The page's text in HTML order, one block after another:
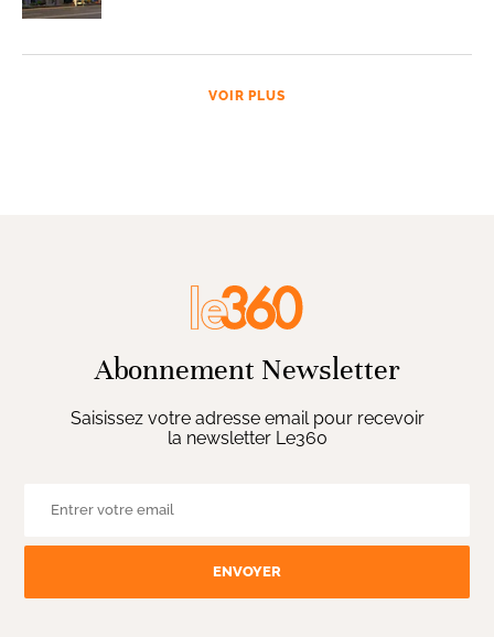
VOIR PLUS
Abonnement Newsletter
Saisissez votre adresse email pour recevoir
la newsletter Le360
ENVOYER